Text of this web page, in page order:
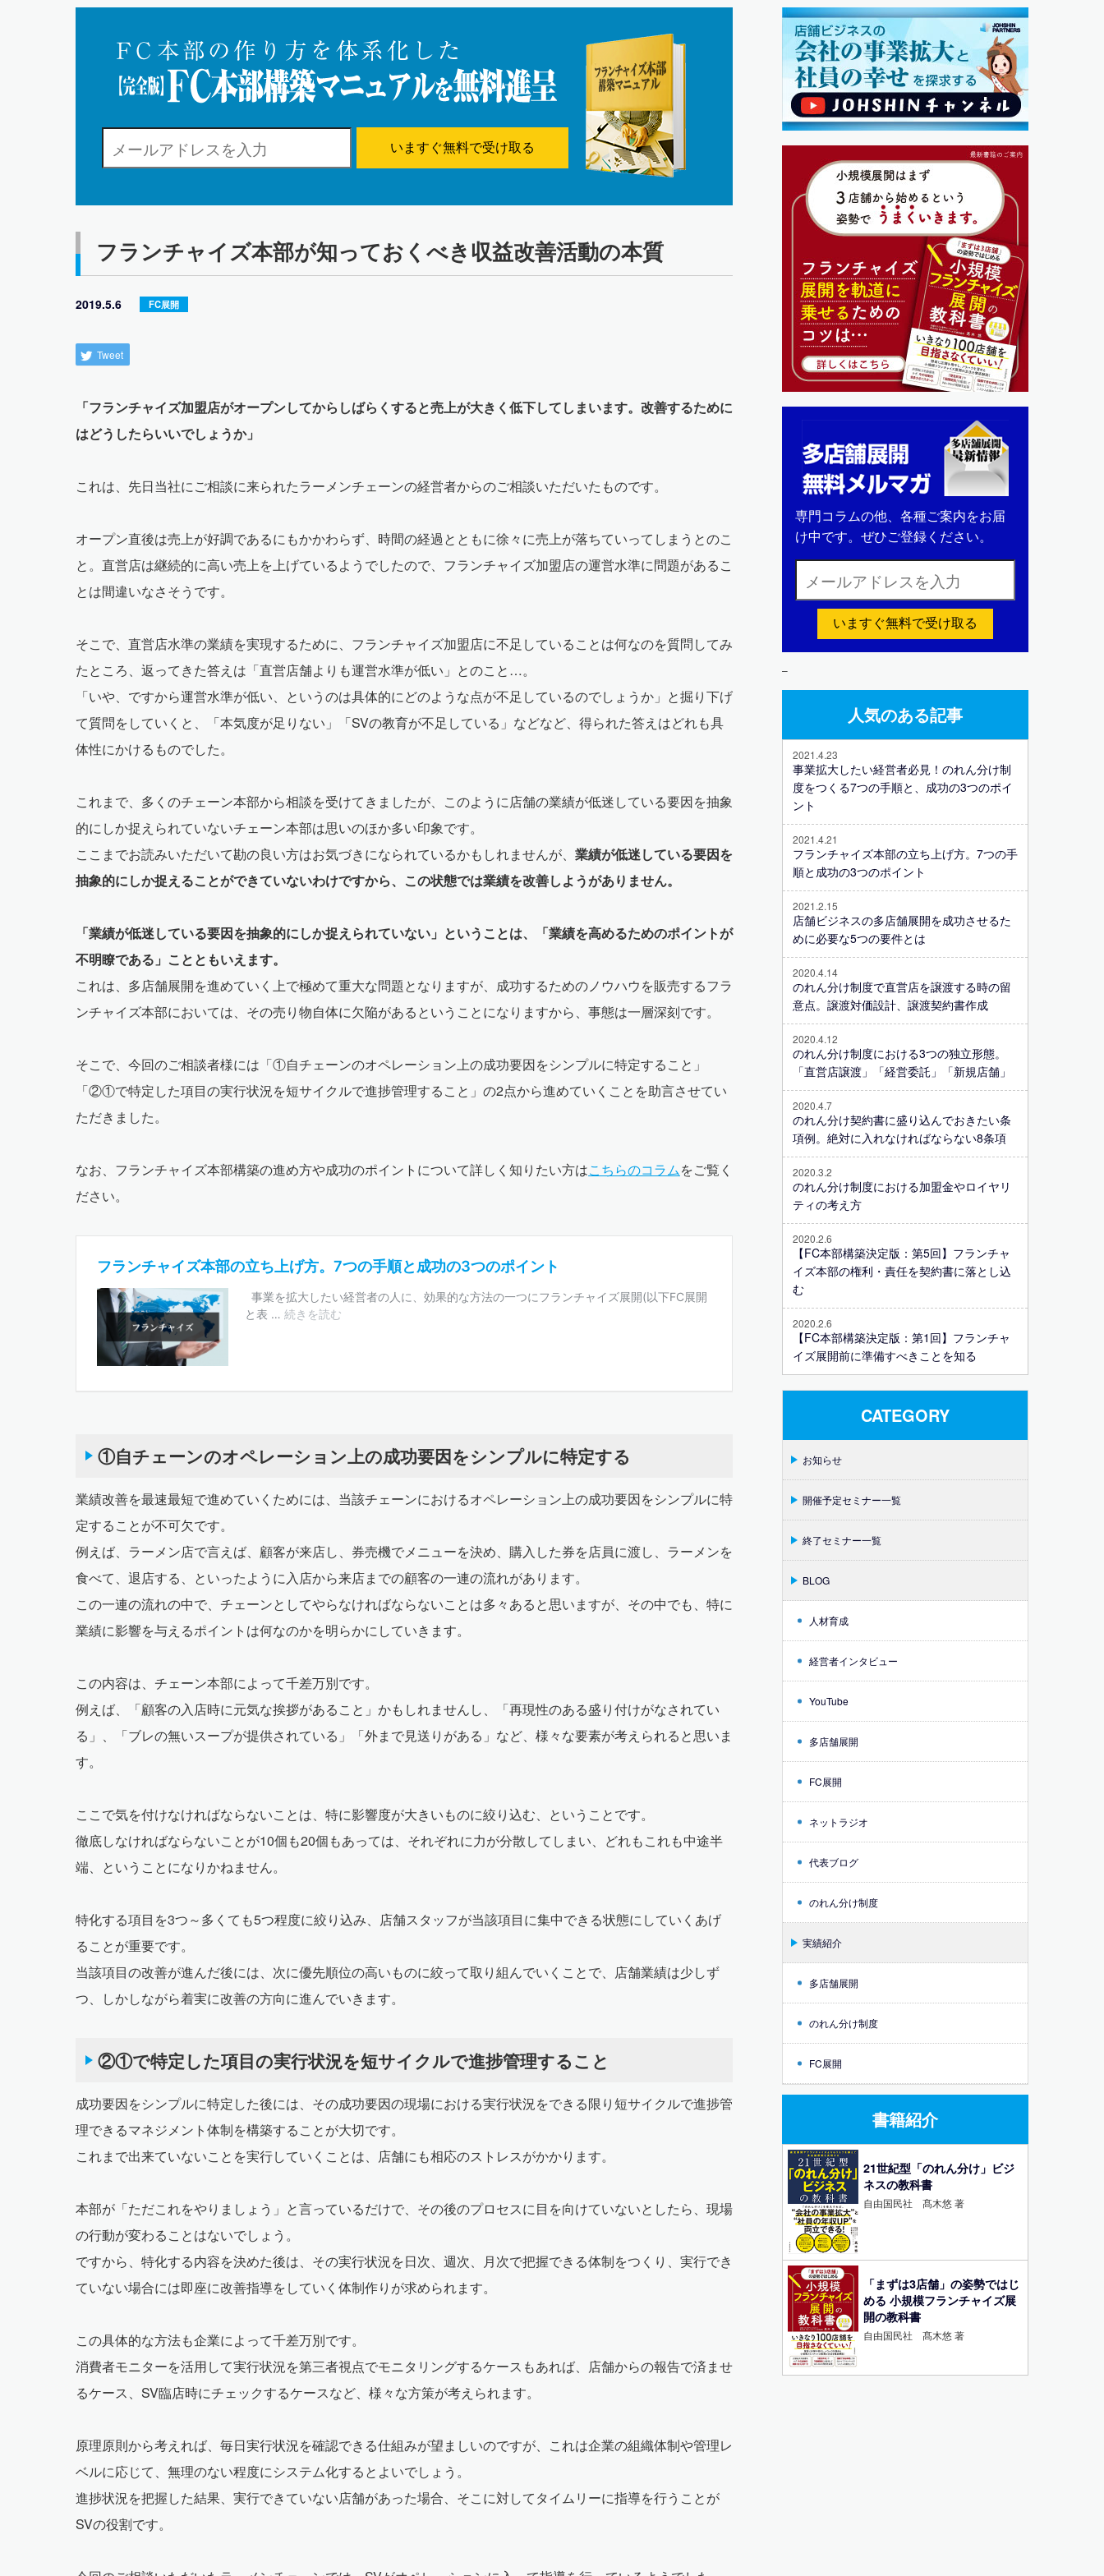
いますぐ無料で受け取る
フランチャイズ本部が知っておくべき収益改善活動の本質
2019.5.6 FC展開
Tweet
「フランチャイズ加盟店がオープンしてからしばらくすると売上が大きく低下してしまいます。改善するために
はどうしたらいいでしょうか」
これは、先日当社にご相談に来られたラーメンチェーンの経営者からのご相談いただいたものです。
オープン直後は売上が好調であるにもかかわらず、時間の経過とともに徐々に売上が落ちていってしまうとのこ
と。直営店は継続的に高い売上を上げているようでしたので、フランチャイズ加盟店の運営水準に問題があるこ
とは間違いなさそうです。
そこで、直営店水準の業績を実現するために、フランチャイズ加盟店に不足していることは何なのを質問してみ
たところ、返ってきた答えは「直営店舗よりも運営水準が低い」とのこと…。
「いや、ですから運営水準が低い、というのは具体的にどのような点が不足しているのでしょうか」と掘り下げ
て質問をしていくと、「本気度が足りない」「SVの教育が不足している」などなど、得られた答えはどれも具
体性にかけるものでした。
これまで、多くのチェーン本部から相談を受けてきましたが、このように店舗の業績が低迷している要因を抽象
的にしか捉えられていないチェーン本部は思いのほか多い印象です。
ここまでお読みいただいて勘の良い方はお気づきになられているかもしれませんが、 業績が低迷している要因を
抽象的にしか捉えることができていないわけですから、この状態では業績を改善しようがありません。
「業績が低迷している要因を抽象的にしか捉えられていない」ということは、「業績を高めるためのポイントが
不明瞭である」ことともいえます。
これは、多店舗展開を進めていく上で極めて重大な問題となりますが、成功するためのノウハウを販売するフラ
ンチャイズ本部においては、その売り物自体に欠陥があるということになりますから、事態は一層深刻です。
そこで、今回のご相談者様には「①自チェーンのオペレーション上の成功要因をシンプルに特定すること」
「②①で特定した項目の実行状況を短サイクルで進捗管理すること」の2点から進めていくことを助言させてい
ただきました。
なお、フランチャイズ本部構築の進め方や成功のポイントについて詳しく知りたい方はこちらのコラムをご覧く
ださい。
①自チェーンのオペレーション上の成功要因をシンプルに特定する
業績改善を最速最短で進めていくためには、当該チェーンにおけるオペレーション上の成功要因をシンプルに特
定することが不可欠です。
例えば、ラーメン店で言えば、顧客が来店し、券売機でメニューを決め、購入した券を店員に渡し、ラーメンを
食べて、退店する、といったように入店から来店までの顧客の一連の流れがあります。
この一連の流れの中で、チェーンとしてやらなければならないことは多々あると思いますが、その中でも、特に
業績に影響を与えるポイントは何なのかを明らかにしていきます。
この内容は、チェーン本部によって千差万別です。
例えば、「顧客の入店時に元気な挨拶があること」かもしれませんし、「再現性のある盛り付けがなされてい
る」、「ブレの無いスープが提供されている」「外まで見送りがある」など、様々な要素が考えられると思いま
す。
ここで気を付けなければならないことは、特に影響度が大きいものに絞り込む、ということです。
徹底しなければならないことが10個も20個もあっては、それぞれに力が分散してしまい、どれもこれも中途半
端、ということになりかねません。
特化する項目を3つ～多くても5つ程度に絞り込み、店舗スタッフが当該項目に集中できる状態にしていくあげ
ることが重要です。
当該項目の改善が進んだ後には、次に優先順位の高いものに絞って取り組んでいくことで、店舗業績は少しず
つ、しかしながら着実に改善の方向に進んでいきます。
②①で特定した項目の実行状況を短サイクルで進捗管理すること
成功要因をシンプルに特定した後には、その成功要因の現場における実行状況をできる限り短サイクルで進捗管
理できるマネジメント体制を構築することが大切です。
これまで出来ていないことを実行していくことは、店舗にも相応のストレスがかかります。
本部が「ただこれをやりましょう」と言っているだけで、その後のプロセスに目を向けていないとしたら、現場
の行動が変わることはないでしょう。
ですから、特化する内容を決めた後は、その実行状況を日次、週次、月次で把握できる体制をつくり、実行でき
ていない場合には即座に改善指導をしていく体制作りが求められます。
この具体的な方法も企業によって千差万別です。
消費者モニターを活用して実行状況を第三者視点でモニタリングするケースもあれば、店舗からの報告で済ませ
るケース、SV臨店時にチェックするケースなど、様々な方策が考えられます。
原理原則から考えれば、毎日実行状況を確認できる仕組みが望ましいのですが、これは企業の組織体制や管理レ
ベルに応じて、無理のない程度にシステム化するとよいでしょう。
進捗状況を把握した結果、実行できていない店舗があった場合、そこに対してタイムリーに指導を行うことが
SVの役割です。
専門コラムの他、各種ご案内をお届
け中です。ぜひご登録ください。
いますぐ無料で受け取る
–
人気のある記事
2021.4.23
事業拡大したい経営者必見！のれん分け制
度をつくる7つの手順と、成功の3つのポイ
ント
2021.4.21
フランチャイズ本部の立ち上げ方。7つの手
順と成功の3つのポイント
2021.2.15
店舗ビジネスの多店舗展開を成功させるた
めに必要な5つの要件とは
2020.4.14
のれん分け制度で直営店を譲渡する時の留
意点。譲渡対価設計、譲渡契約書作成
2020.4.12
のれん分け制度における3つの独立形態。
「直営店譲渡」「経営委託」「新規店舗」
2020.4.7
のれん分け契約書に盛り込んでおきたい条
項例。絶対に入れなければならない8条項
2020.3.2
のれん分け制度における加盟金やロイヤリ
ティの考え方
2020.2.6
【FC本部構築決定版：第5回】フランチャ
イズ本部の権利・責任を契約書に落とし込
む
2020.2.6
【FC本部構築決定版：第1回】フランチャ
イズ展開前に準備すべきことを知る
CATEGORY
お知らせ
開催予定セミナー一覧
終了セミナー一覧
BLOG
人材育成
経営者インタビュー
YouTube
多店舗展開
FC展開
ネットラジオ
代表ブログ
のれん分け制度
実績紹介
多店舗展開
のれん分け制度
FC展開
書籍紹介
21世紀型「のれん分け」ビジ
ネスの教科書
自由国民社 髙木悠 著
「まずは3店舗」の姿勢ではじ
める 小規模フランチャイズ展
開の教科書
自由国民社 髙木悠 著